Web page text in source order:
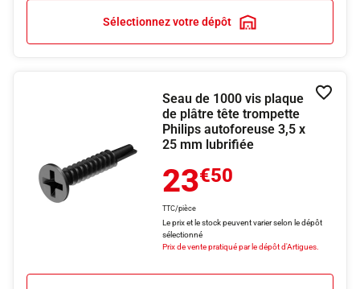
Sélectionnez votre dépôt
Seau de 1000 vis plaque
de plâtre tête trompette
Philips autoforeuse 3,5 x
25 mm lubrifiée
23€50
TTC/pièce
Le prix et le stock peuvent varier selon le dépôt
sélectionné
Prix de vente pratiqué par le dépôt d'Artigues.